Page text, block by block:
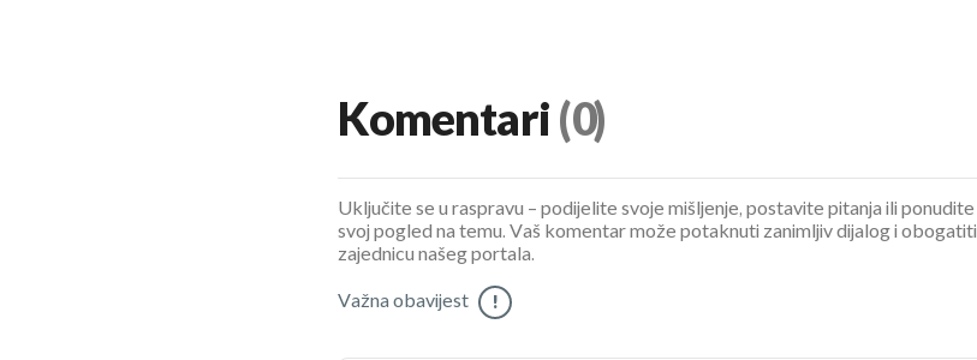
Komentari (0)
Uključite se u raspravu – podijelite svoje mišljenje, postavite pitanja ili ponudite
svoj pogled na temu. Vaš komentar može potaknuti zanimljiv dijalog i obogatiti
zajednicu našeg portala.
Važna obavijest !